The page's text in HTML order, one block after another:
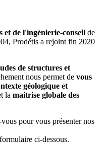
et de l'ingénierie-conseil de
Prodétis a rejoint fin 2020
de structures et
nous permet de vous
géologique et
la maitrise globale des
pour vous présenter nos
ci-dessous.